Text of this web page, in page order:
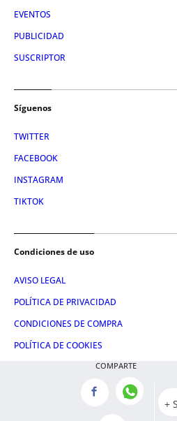
COMPARTE
EVENTOS
PUBLICIDAD
SUSCRIPTOR
Síguenos
TWITTER
FACEBOOK
INSTAGRAM
TIKTOK
Condiciones de uso
AVISO LEGAL
POLÍTICA DE PRIVACIDAD
CONDICIONES DE COMPRA
POLÍTICA DE COOKIES
AVISO DE TRANSPARENCIA
ADMINISTRACIÓN UTIQ